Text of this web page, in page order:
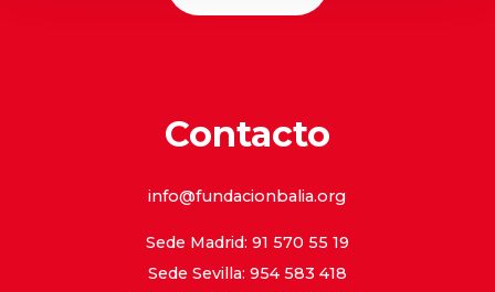
Contacto
info@fundacionbalia.org
Sede Madrid: 91 570 55 19
Sede Sevilla: 954 583 418